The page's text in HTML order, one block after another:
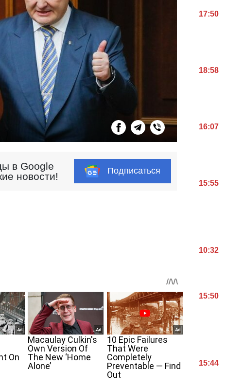
в Google
новости!
Подписаться
17:50
18:58
16:07
15:55
10:32
15:50
15:44